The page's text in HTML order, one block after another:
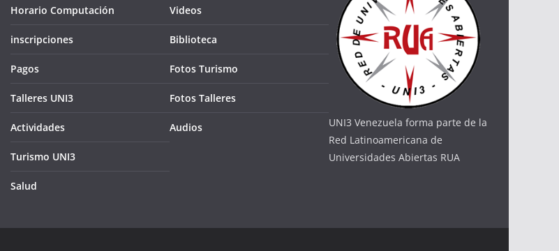
Horario Computación
inscripciones
Pagos
Talleres UNI3
Actividades
Turismo UNI3
Salud
Videos
Biblioteca
Fotos Turismo
Fotos Talleres
Audios
UNI3 Venezuela forma parte de la
Red Latinoamericana de
Universidades Abiertas RUA